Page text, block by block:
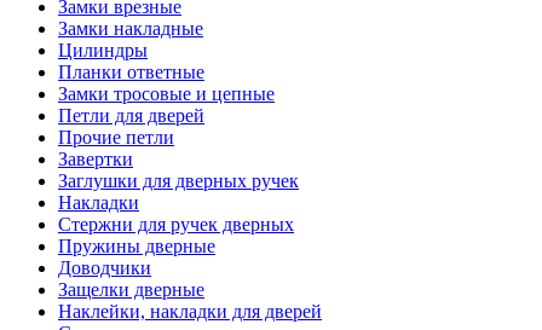
Замки врезные
Замки накладные
Цилиндры
Планки ответные
Замки тросовые и цепные
Петли для дверей
Прочие петли
Завертки
Заглушки для дверных ручек
Накладки
Стержни для ручек дверных
Пружины дверные
Доводчики
Защелки дверные
Наклейки, накладки для дверей